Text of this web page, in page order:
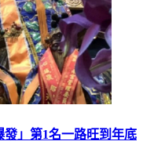
」第1名一路旺到年底